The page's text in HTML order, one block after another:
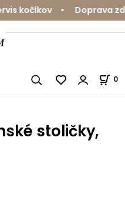
kočíkov • Doprava
0
stoličky,